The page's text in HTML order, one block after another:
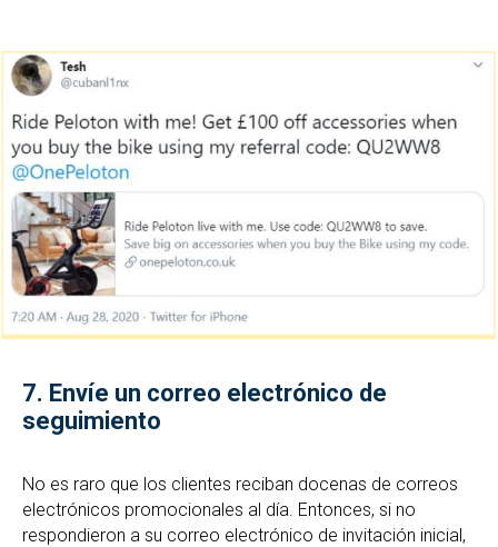
7. Envíe un correo electrónico de
seguimiento
No es raro que los clientes reciban docenas de correos
electrónicos promocionales al día. Entonces, si no
respondieron a su correo electrónico de invitación inicial,